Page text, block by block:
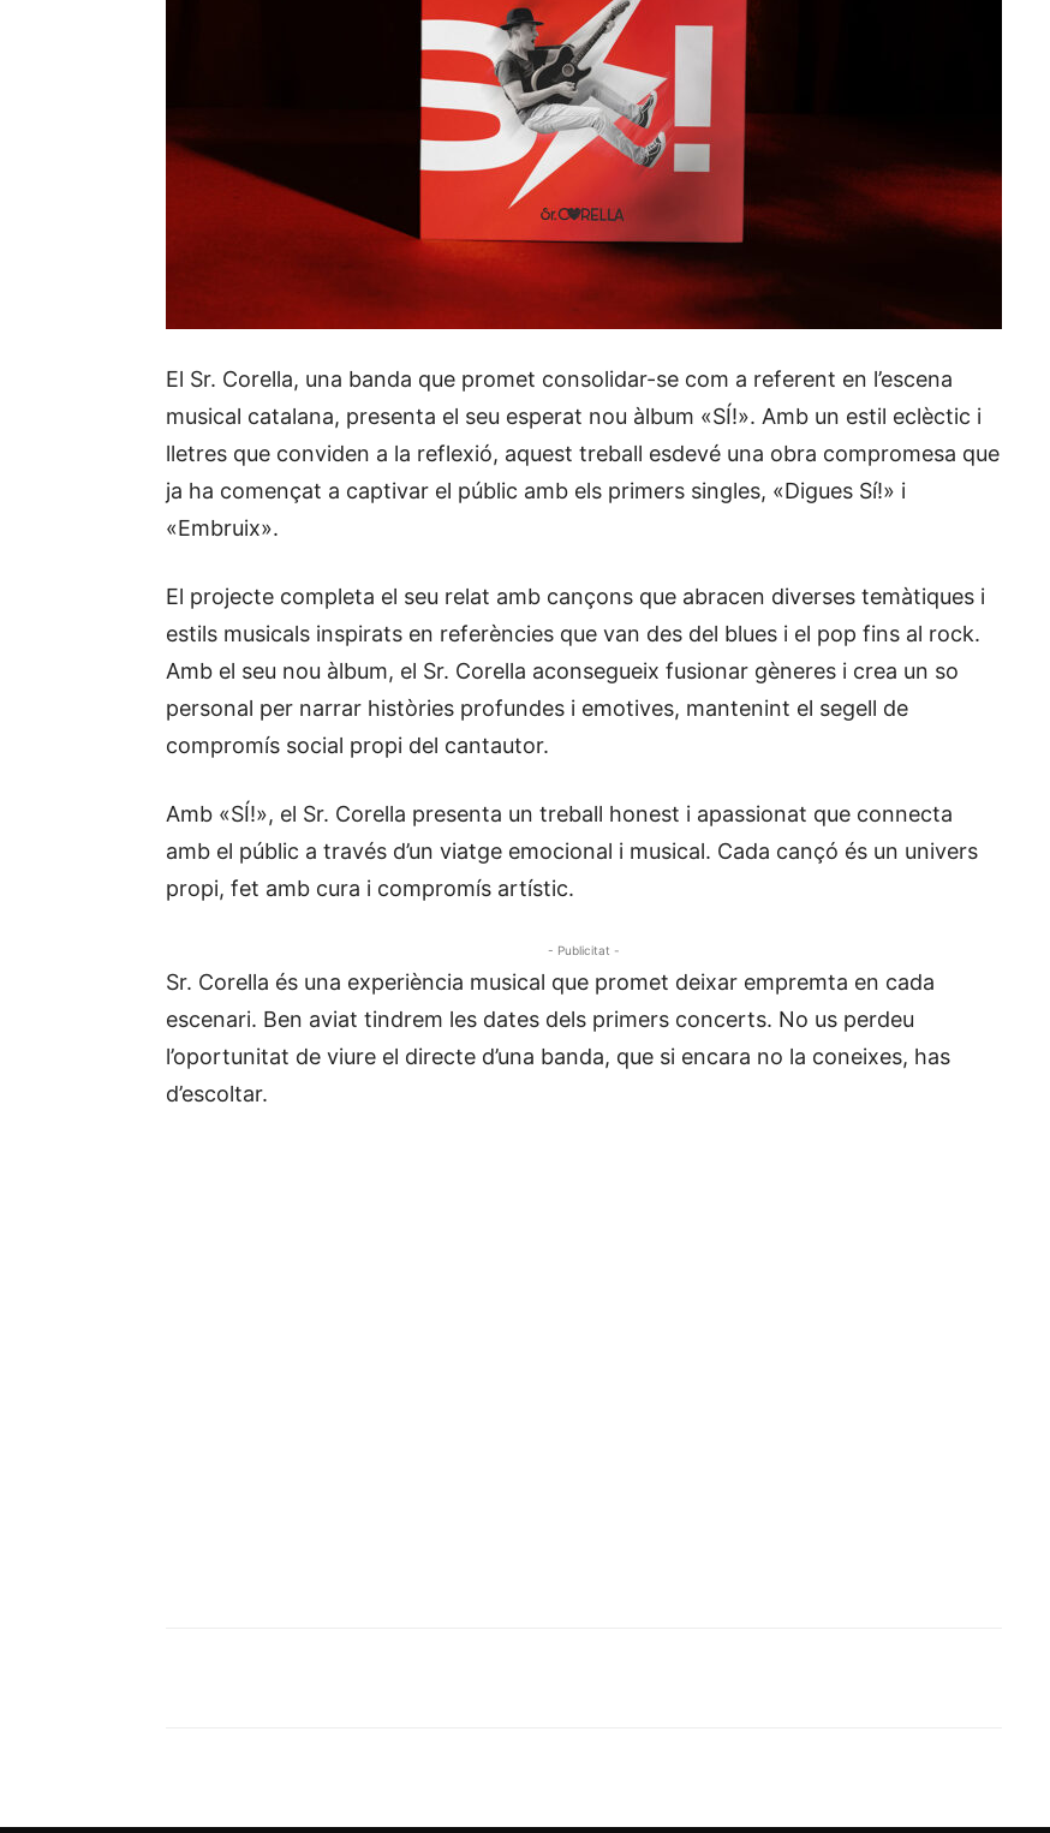
El Sr. Corella, una banda que promet consolidar-se com a referent en l’escena
musical catalana, presenta el seu esperat nou àlbum «SÍ!». Amb un estil eclèctic i
lletres que conviden a la reflexió, aquest treball esdevé una obra compromesa que
ja ha començat a captivar el públic amb els primers singles, «Digues Sí!» i
«Embruix».
El projecte completa el seu relat amb cançons que abracen diverses temàtiques i
estils musicals inspirats en referències que van des del blues i el pop fins al rock.
Amb el seu nou àlbum, el Sr. Corella aconsegueix fusionar gèneres i crea un so
personal per narrar històries profundes i emotives, mantenint el segell de
compromís social propi del cantautor.
Amb «SÍ!», el Sr. Corella presenta un treball honest i apassionat que connecta
amb el públic a través d’un viatge emocional i musical. Cada cançó és un univers
propi, fet amb cura i compromís artístic.
- Publicitat -
Sr. Corella és una experiència musical que promet deixar empremta en cada
escenari. Ben aviat tindrem les dates dels primers concerts. No us perdeu
l’oportunitat de viure el directe d’una banda, que si encara no la coneixes, has
d’escoltar.